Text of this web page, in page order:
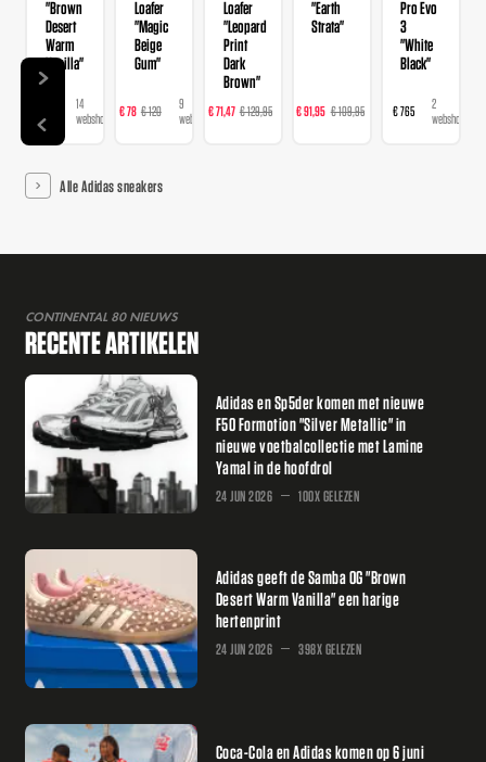
"Brown
Desert
Warm
Vanilla"
14
webshops
Loafer
"Magic
Beige
Gum"
€ 78 € 120
9
webshops
Loafer
"Leopard
Print
Dark
Brown"
€ 71,47 € 129,95
webshops
"Earth
Strata"
€ 91,95 € 109,95
webshops
Pro Evo
3
"White
Black"
€ 765
2
webshops
Alle Adidas sneakers
CONTINENTAL 80 NIEUWS
RECENTE ARTIKELEN
Adidas en Sp5der komen met nieuwe
F50 Formotion "Silver Metallic" in
nieuwe voetbalcollectie met Lamine
Yamal in de hoofdrol
24 JUN 2026 100X GELEZEN
Adidas geeft de Samba OG "Brown
Desert Warm Vanilla" een harige
hertenprint
24 JUN 2026 398X GELEZEN
Coca-Cola en Adidas komen op 6 juni